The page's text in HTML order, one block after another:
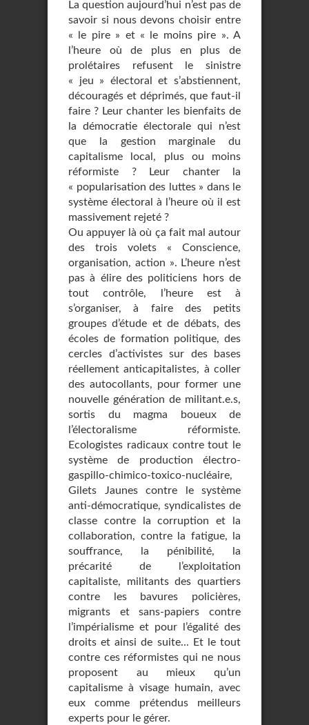
La question aujourd’hui n’est pas de
savoir si nous devons choisir entre
« le pire » et « le moins pire ». A
l’heure où de plus en plus de
prolétaires refusent le sinistre
« jeu » électoral et s’abstiennent,
découragés et déprimés, que faut-il
faire ? Leur chanter les bienfaits de
la démocratie électorale qui n’est
que la gestion marginale du
capitalisme local, plus ou moins
réformiste ? Leur chanter la
« popularisation des luttes » dans le
système électoral à l’heure où il est
massivement rejeté ?
Ou appuyer là où ça fait mal autour
des trois volets « Conscience,
organisation, action ». L’heure n’est
pas à élire des politiciens hors de
tout contrôle, l’heure est à
s’organiser, à faire des petits
groupes d’étude et de débats, des
écoles de formation politique, des
cercles d’activistes sur des bases
réellement anticapitalistes, à coller
des autocollants, pour former une
nouvelle génération de militant.e.s,
sortis du magma boueux de
l’électoralisme réformiste.
Ecologistes radicaux contre tout le
système de production électro-
gaspillo-chimico-toxico-nucléaire,
Gilets Jaunes contre le système
anti-démocratique, syndicalistes de
classe contre la corruption et la
collaboration, contre la fatigue, la
souffrance, la pénibilité, la
précarité de l’exploitation
capitaliste, militants des quartiers
contre les bavures policières,
migrants et sans-papiers contre
l’impérialisme et pour l’égalité des
droits et ainsi de suite... Et le tout
contre ces réformistes qui ne nous
proposent au mieux qu’un
capitalisme à visage humain, avec
eux comme prétendus meilleurs
experts pour le gérer.